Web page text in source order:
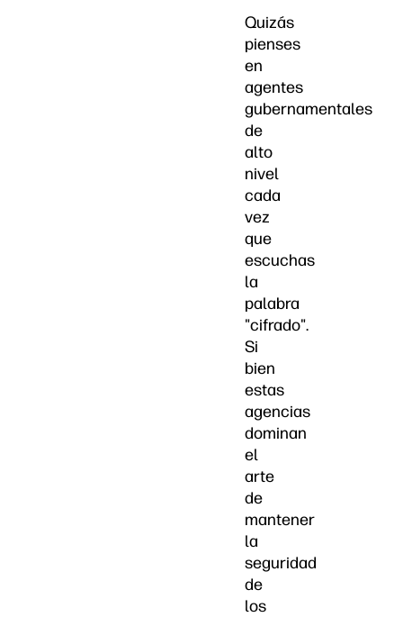
Quizás
pienses
en
agentes
gubernamentales
de
alto
nivel
cada
vez
que
escuchas
la
palabra
"cifrado".
Si
bien
estas
agencias
dominan
el
arte
de
mantener
la
seguridad
de
los